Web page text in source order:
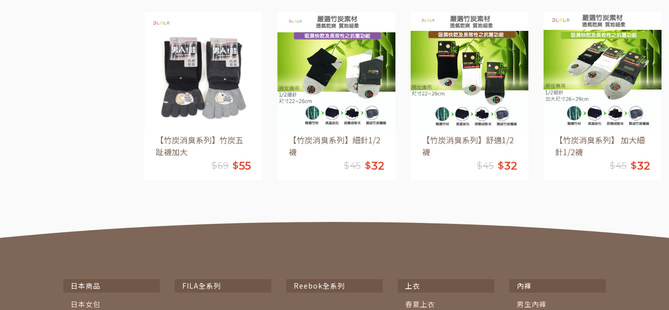
加入購物車 加入購物車 加入購物車 加入購物車
【竹炭消臭系列】竹炭五
趾襪加大
$69 $55
【竹炭消臭系列】細針1/2
襪
$45 $32
【竹炭消臭系列】舒適1/2
襪
$45 $32
【竹炭消臭系列】 加大細
針1/2襪
$45 $32
日本商品
日本女包
FILA全系列 Reebok全系列
上衣
春夏上衣
內褲
男生內褲